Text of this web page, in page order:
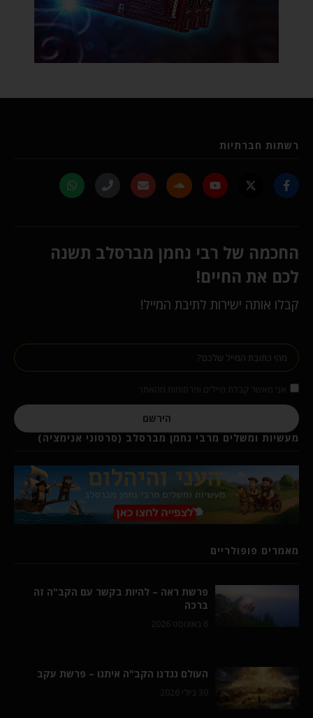
רשתות חברתיות
החכמה של רבי נחמן מברסלב תשנה
לכם את החיים!
קבלו אותה ישירות לתיבת המייל!
הירשם
מעשיות ומשלים מרבי נחמן מברסלב (סרטוני אנימציה)
מאמרים פופולריים
פרשת ראה – להיות בקשר עם הקב"ה זה
ברכה
6 באוגוסט 2026
העולם נגדנו הקב"ה איתנו – פרשת עקב
30 ביולי 2026